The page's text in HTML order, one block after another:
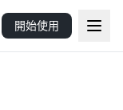
開始使用